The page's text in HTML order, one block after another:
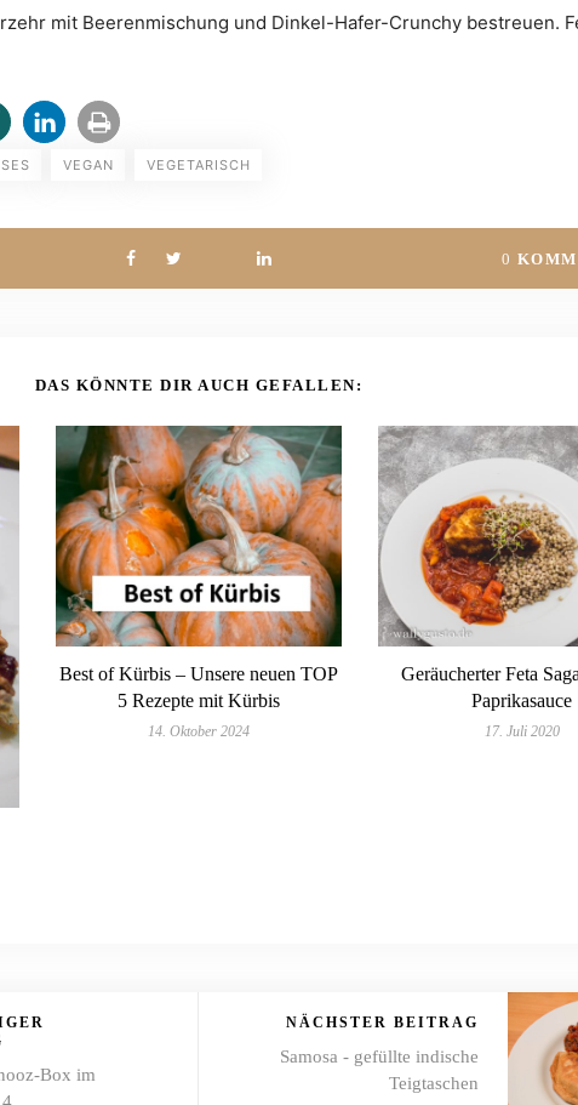
mit Beerenmischung und Dinkel-Hafer-Crunchy bestreuen.
VEGAN VEGETARISCH
0
DAS KÖNNTE DIR AUCH GEFALLEN:
Best of Kürbis – Unsere neuen TOP
5 Rezepte mit Kürbis
14. Oktober 2024
Geräucherter Feta
Paprikasauce
17. Juli 2020
Box im
NÄCHSTER BEITRAG
Samosa - gefüllte indische
Teigtaschen